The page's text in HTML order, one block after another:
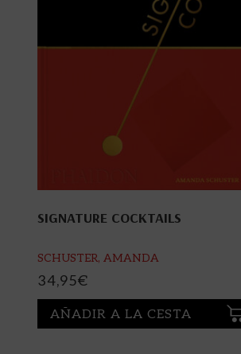
SIGNATURE COCKTAILS
SCHUSTER, AMANDA
34,95€
AÑADIR A LA CESTA